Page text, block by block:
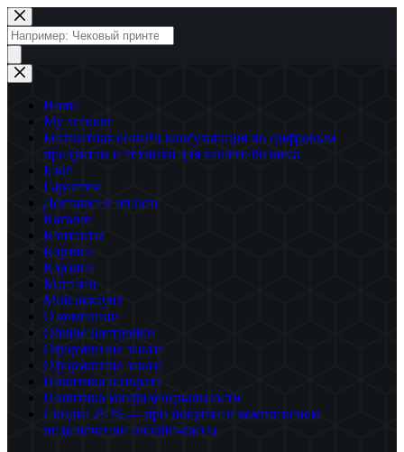
Перейти
к
сути
Поиск
товаров
Home
My account
Бесплатная онлайн консультация по цифровым
продуктам и техники для вашего бизнеса
Блог
Гарантия
Доставка и оплата
Каталог
Контакты
Корзина
Корзина
Магазин
Мой аккаунт
О компании
Общие настройки
Оформление заказа
Оформление заказа
Политика возврата
Политика конфиденциальности
Скидка 25 % — при покупке и комплексном
подключении онлайн-кассы